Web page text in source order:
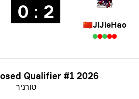
JiJieHao
🇨🇳
2 : 0
טורניר
Qualifier #1 2026